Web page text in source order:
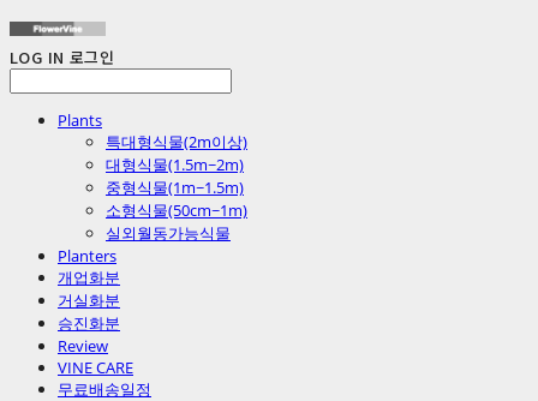
LOG IN 로그인
Plants
특대형식물(2m이상)
대형식물(1.5m~2m)
중형식물(1m~1.5m)
소형식물(50cm~1m)
실외월동가능식물
Planters
개업화분
거실화분
승진화분
Review
VINE CARE
무료배송일정